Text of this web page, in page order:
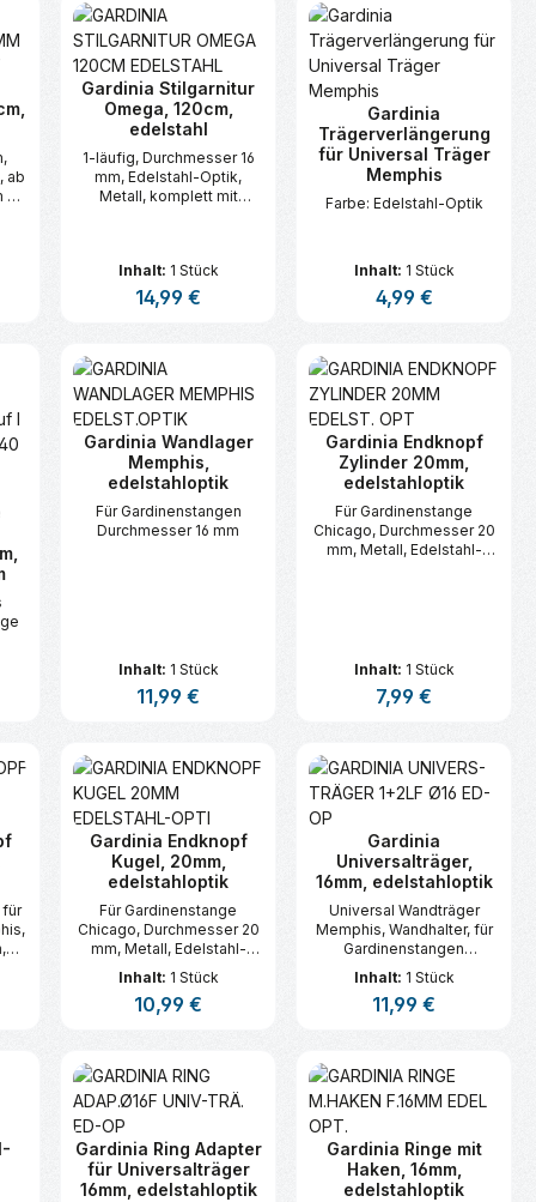
oder benutze die Schaltflächen um
Wert ein oder benutze die
ab
3
Gib den gewünschten Wert ein
Gardinia Stilgarnitur
Omega, 120cm,
edelstahl
1-läufig, Durchmesser 16
mm, Edelstahl-Optik,
Metall, komplett mit
Befestigungmaterial, ab
240 cm mit 3 Trägern
Inhalt: 1 Stück
Regulärer Preis:
14,99 €
Produkt Anzahl: Gib den
Gardinia
Trägerverlängerung
für Universal Träger
Memphis
Farbe: Edelstahl-Optik
Inhalt: 1 Stück
Regulärer Preis:
4,99 €
Produkt
oder benutze die Schaltflächen um
Wert ein oder benutze die
Gib den gewünschten Wert ein
Gardinia Wandlager
Memphis,
edelstahloptik
Für Gardinenstangen
Durchmesser 16 mm
Inhalt: 1 Stück
Regulärer Preis:
11,99 €
Produkt Anzahl: Gib den
Gardinia Endknopf
Zylinder 20mm,
edelstahloptik
Für Gardinenstange
Chicago, Durchmesser 20
mm, Metall, Edelstahl-
Inhalt: 1 Stück
Regulärer Preis:
7,99 €
Produkt
oder benutze die Schaltflächen um
Wert ein oder benutze die
für
Gib den gewünschten Wert ein
Gardinia Endknopf
Kugel, 20mm,
edelstahloptik
Für Gardinenstange
Chicago, Durchmesser 20
mm, Metall, Edelstahl-
Optik
Inhalt: 1 Stück
Regulärer Preis:
10,99 €
Produkt Anzahl: Gib den
Gardinia
Universalträger,
16mm, edelstahloptik
Universal Wandträger
Memphis, Wandhalter, für
Gardinenstangen
Durchmesser 16 mm,
edelstahl-optik, Metall,
verwendbar für das
Gardinenstange und
einem Kreuz-Adapter für
Gardinenstange mit
Innenlauf,
Inhalt: 1 Stück
Regulärer Preis:
11,99 €
Produkt
Gardinia Ring Adapter
für Universalträger
16mm, edelstahloptik
Gardinia Ringe mit
Haken, 16mm,
edelstahloptik